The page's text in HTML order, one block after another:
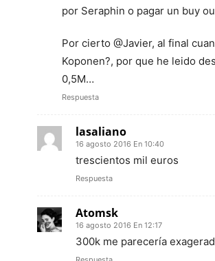
por Seraphin o pagar un buy
Por cierto @Javier, al final
Koponen?, por que he leido
0,5M…
Respuesta
lasaliano
16 agosto 2016 En 10:40
trescientos mil euros
Respuesta
Atomsk
16 agosto 2016 En 12:17
300k me parecería